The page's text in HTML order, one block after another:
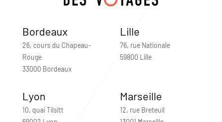
Bordeaux
26, cours du Chapeau-
Rouge
33000 Bordeaux
Lille
76, rue Nationale
59800 Lille
Lyon
10, quai Tilsitt
Marseille
12, rue Breteuil